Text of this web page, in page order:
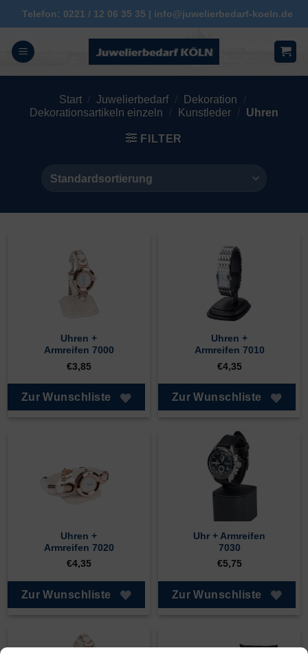
Zum
Inhalt
springen
Telefon: 0221 / 12 06 35 35 | info@juwelierbedarf-koeln.de
Start / Juwelierbedarf / Dekoration
/
Dekorationsartikeln einzeln
/ Kunstleder / Uhren
FILTER
Uhren +
Armreifen 7000
€3,85
Zur Wunschliste
Uhren +
Armreifen 7010
€4,35
Zur Wunschliste
Uhren +
Armreifen 7020
€4,35
Zur Wunschliste
Uhr + Armreifen
7030
€5,75
Zur Wunschliste